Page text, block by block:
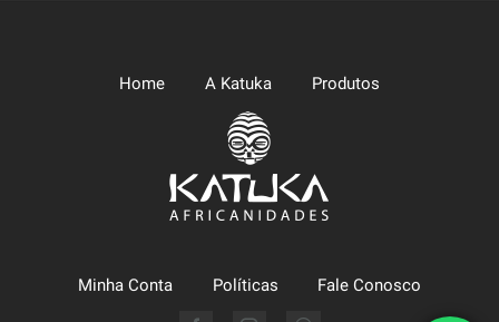
Home A Katuka Produtos
Minha Conta Políticas Fale Conosco